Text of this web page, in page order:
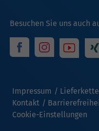
Besuchen Sie uns auch
Impressum
Kontakt
Cookie-Einstellungen